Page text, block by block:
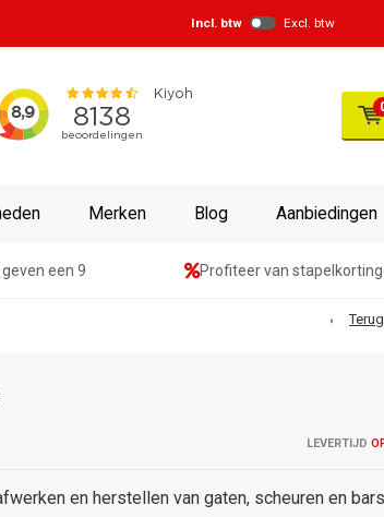
Incl. btw Excl. btw
Merken Blog Aanbiedingen
een 9 Profiteer van
LEVERTIJD
en herstellen van gaten, scheuren en